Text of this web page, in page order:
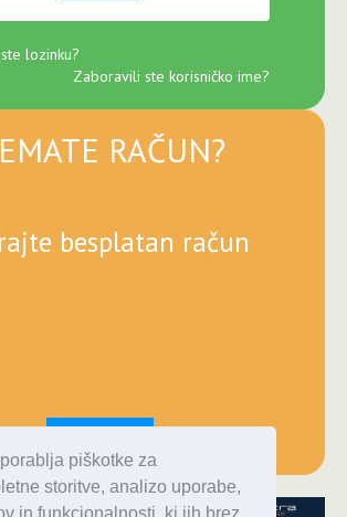
piškotke za
storitve, analizo uporabe,
in funkcionalnosti, ki jih brez
lozinku?
Zaboravili ste korisničko ime?
RAČUN?
besplatan račun